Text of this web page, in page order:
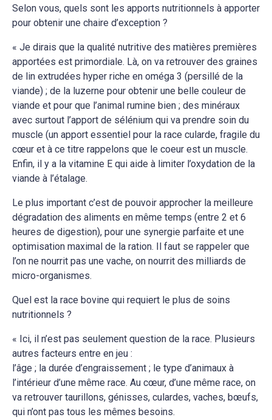
Selon vous, quels sont les apports nutritionnels à apporter
pour obtenir une chaire d’exception ?
« Je dirais que la qualité nutritive des matières premières
apportées est primordiale. Là, on va retrouver des graines
de lin extrudées hyper riche en oméga 3 (persillé de la
viande) ; de la luzerne pour obtenir une belle couleur de
viande et pour que l’animal rumine bien ; des minéraux
avec surtout l’apport de sélénium qui va prendre soin du
muscle (un apport essentiel pour la race cularde, fragile du
cœur et à ce titre rappelons que le coeur est un muscle.
Enfin, il y a la vitamine E qui aide à limiter l’oxydation de la
viande à l’étalage.
Le plus important c’est de pouvoir approcher la meilleure
dégradation des aliments en même temps (entre 2 et 6
heures de digestion), pour une synergie parfaite et une
optimisation maximal de la ration. Il faut se rappeler que
l’on ne nourrit pas une vache, on nourrit des milliards de
micro-organismes.
Quel est la race bovine qui requiert le plus de soins
nutritionnels ?
« Ici, il n’est pas seulement question de la race. Plusieurs
autres facteurs entre en jeu :
l’âge ; la durée d’engraissement ; le type d’animaux à
l’intérieur d’une même race. Au cœur, d’une même race, on
va retrouver taurillons, génisses, culardes, vaches, bœufs,
qui n’ont pas tous les mêmes besoins.